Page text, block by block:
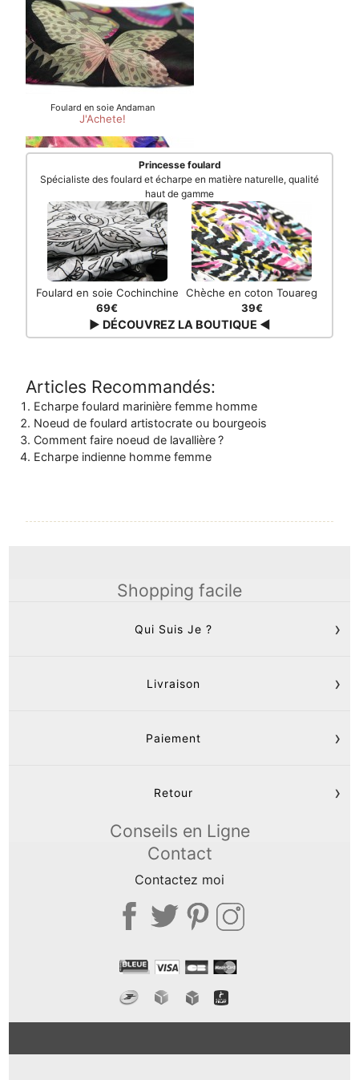
Princesse foulard
Spécialiste des foulard et écharpe en matière naturelle, qualité
haut de gamme
Foulard en soie Cochinchine
69€
Chèche en coton Touareg
39€
▶ DÉCOUVREZ LA BOUTIQUE ◀
Articles Recommandés:
Echarpe foulard marinière femme homme
Noeud de foulard artistocrate ou bourgeois
Comment faire noeud de lavallière ?
Echarpe indienne homme femme
Shopping facile
Qui Suis Je ?
Livraison
Paiement
Retour
Conseils en Ligne
Contact
Contactez moi